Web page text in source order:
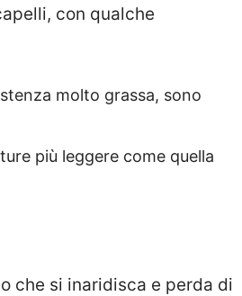
con qualche
molto grassa, sono
più leggere come quella
che si inaridisca e perda di